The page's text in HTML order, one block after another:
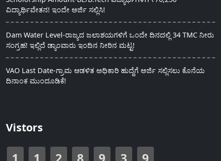
ವಿದ್ಯಾರ್ಥಿವೇತನ! ಇಂದೇ ಅರ್ಜಿ ಸಲ್ಲಿಸಿ!
Dam Water Level-ರಾಜ್ಯದ ಜಲಾಶಯಗಳಿಗೆ ಒಂದೇ ದಿನದಲ್ಲಿ 34 TMC ನೀರು
ಸಂಗ್ರಹ! ಇಲ್ಲಿದೆ ಡ್ಯಾಂವಾರು ಇಂದಿನ ನೀರಿನ ಮಟ್ಟ!
VAO Last Date-ಗ್ರಾಮ ಆಡಳಿತ ಅಧಿಕಾರಿ ಹುದ್ದೆಗೆ ಅರ್ಜಿ ಸಲ್ಲಿಸಲು ಕೊನೆಯ
ದಿನಾಂಕ ಮುಂದೂಡಿಕೆ!
Vistors
1 1 2 8 9 3 9